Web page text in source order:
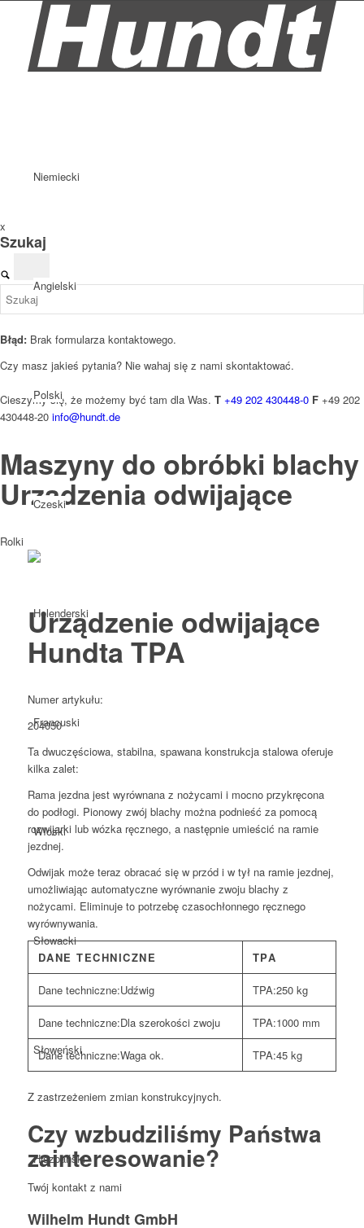
Niemiecki
Angielski
Polski
Czeski
Holenderski
Francuski
Włoski
Słowacki
Słoweński
Hiszpański
x
Szukaj
Błąd: Brak formularza kontaktowego.
Czy masz jakieś pytania? Nie wahaj się z nami skontaktować.
Cieszymy się, że możemy być tam dla Was. T +49 202 430448-0 F +49 202
430448-20 info@hundt.de
Maszyny do obróbki blachy
Urządzenia odwijające
Rolki
Urządzenie odwijające
Hundta TPA
Numer artykułu:
204050
Ta dwuczęściowa, stabilna, spawana konstrukcja stalowa oferuje
kilka zalet:
Rama jezdna jest wyrównana z nożycami i mocno przykręcona
do podłogi. Pionowy zwój blachy można podnieść za pomocą
rozwijarki lub wózka ręcznego, a następnie umieścić na ramie
jezdnej.
Odwijak może teraz obracać się w przód i w tył na ramie jezdnej,
umożliwiając automatyczne wyrównanie zwoju blachy z
nożycami. Eliminuje to potrzebę czasochłonnego ręcznego
wyrównywania.
DANE TECHNICZNE TPA
Dane techniczne:Udźwig TPA:250 kg
Dane techniczne:Dla szerokości zwoju TPA:1000 mm
Dane techniczne:Waga ok. TPA:45 kg
Z zastrzeżeniem zmian konstrukcyjnych.
Czy wzbudziliśmy Państwa
zainteresowanie?
Twój kontakt z nami
Wilhelm Hundt GmbH